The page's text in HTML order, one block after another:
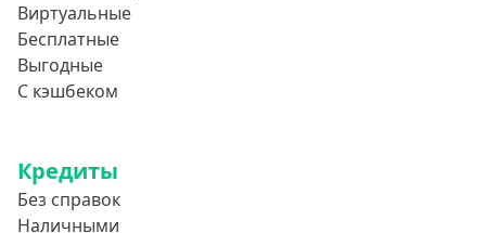
Виртуальные
Бесплатные
Выгодные
С кэшбеком
Кредиты
Без справок
Наличными